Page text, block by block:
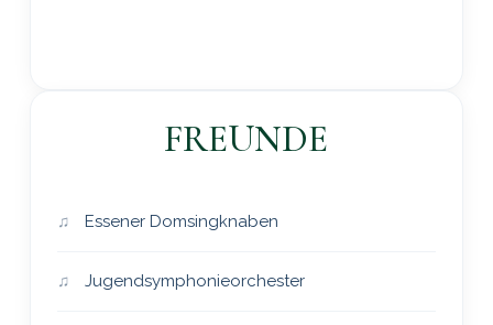
FREUNDE
Essener Domsingknaben
Jugendsymphonieorchester